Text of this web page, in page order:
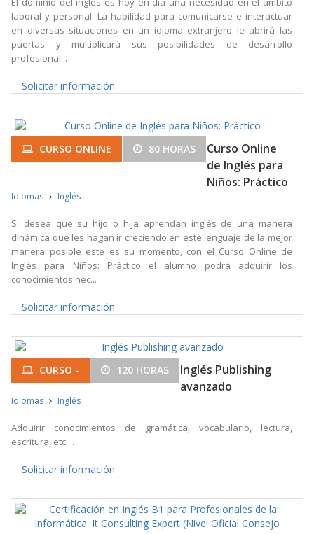
laboral y personal. La habilidad para comunicarse e interactuar
en diversas situaciones en un idioma extranjero le abrirá las
puertas y multiplicará sus posibilidades de desarrollo
profesional...
Solicitar información
CURSO ONLINE 80 HORAS
Curso Online
de Inglés para
Niños: Práctico
Idiomas Inglés
Si desea que su hijo o hija aprendan inglés de una manera
dinámica que les hagan ir creciendo en este lenguaje de la mejor
manera posible este es su momento, con el Curso Online de
Inglés para Niños: Práctico el alumno podrá adquirir los
conocimientos nec...
Solicitar información
CURSO - 120 HORAS
Inglés Publishing
avanzado
Idiomas Inglés
Adquirir conocimientos de gramática, vocabulario, lectura,
escritura, etc....
Solicitar información